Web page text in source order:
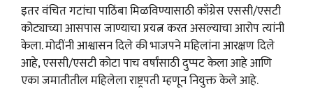
इतर वंचित गटांचा पाठिंबा मिळविण्यासाठी काँग्रेस एससी/एसटी
कोट्याच्या आसपास जाण्याचा प्रयत्न करत असल्याचा आरोप त्यांनी
केला. मोदींनी आश्वासन दिले की भाजपने महिलांना आरक्षण दिले
आहे, एससी/एसटी कोटा पाच वर्षांसाठी दुप्पट केला आहे आणि
एका जमातीतील महिलेला राष्ट्रपती म्हणून नियुक्त केले आहे.